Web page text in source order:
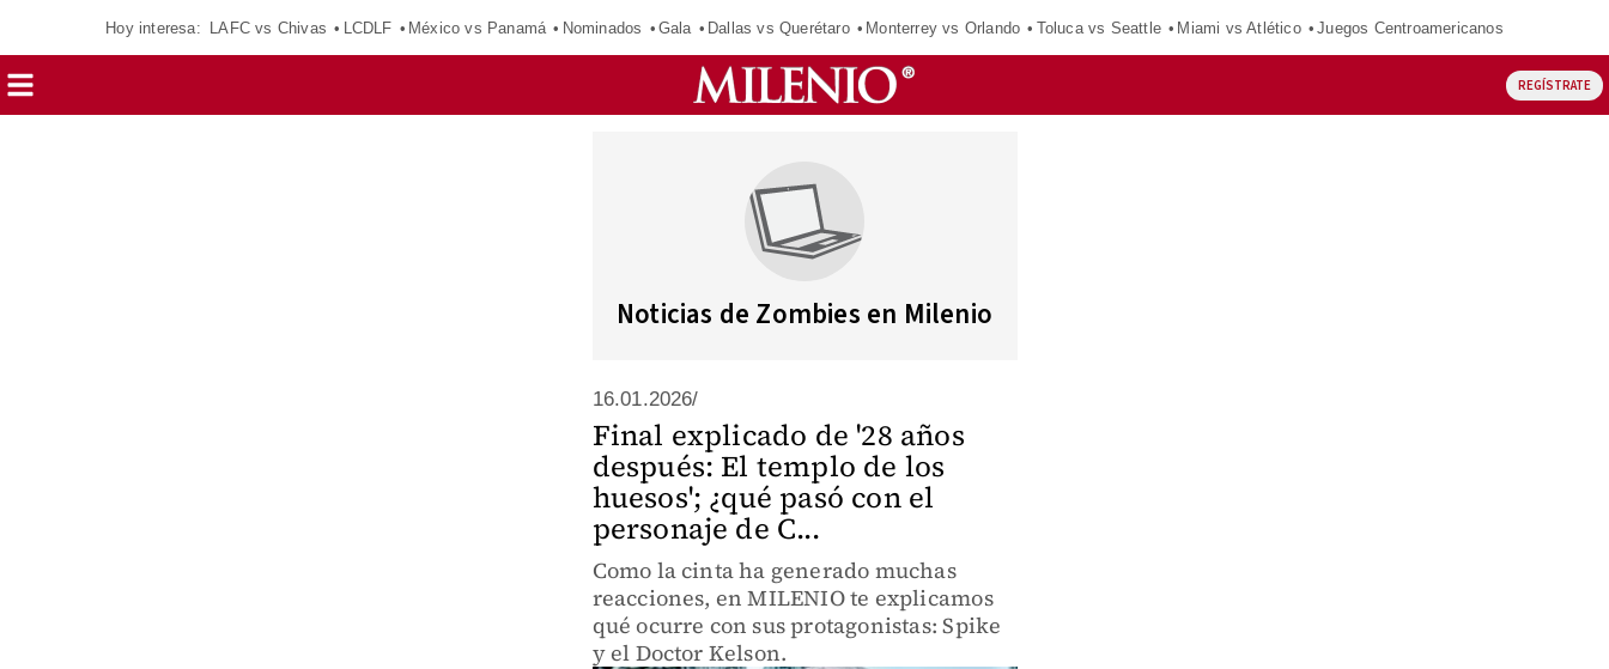
Hoy interesa: LAFC vs Chivas LCDLF México vs Panamá Nominados Gala Dallas vs Querétaro Monterrey vs Orlando Toluca vs Seattle Miami vs Atlético Juegos Centroamericanos
REGÍSTRATE
Noticias de Zombies en Milenio
16.01.2026/
Final explicado de '28 años
después: El templo de los
huesos'; ¿qué pasó con el
personaje de C...
Como la cinta ha generado muchas
reacciones, en MILENIO te explicamos
qué ocurre con sus protagonistas: Spike
y el Doctor Kelson.